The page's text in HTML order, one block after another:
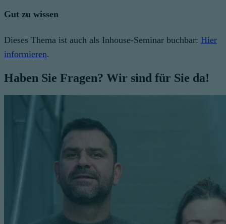
Gut zu wissen
Dieses Thema ist auch als Inhouse-Seminar buchbar: Hier
informieren.
Haben Sie Fragen? Wir sind für Sie da!